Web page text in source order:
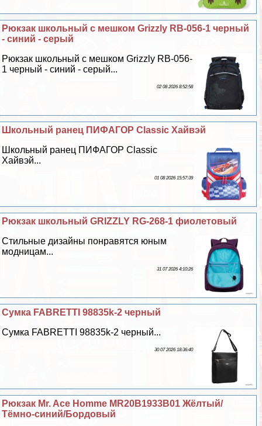
Рюкзак школьный с мешком Grizzly RB-056-1 черный
- синий - серый
Рюкзак школьный с мешком Grizzly RB-056-
1 черный - синий - серый...
02 08 2026 8:52:58
Школьный ранец ПИФАГОР Classic Хайвэй
Школьный ранец ПИФАГОР Classic
Хайвэй...
01 08 2026 15:57:39
Рюкзак школьный GRIZZLY RG-268-1 фиолетовый
Стильные дизайны понравятся юным
модницам...
31 07 2026 4:10:26
Сумка FABRETTI 98835k-2 черный
Сумка FABRETTI 98835k-2 черный...
30 07 2026 18:36:40
Рюкзак Mr. Ace Homme MR20B1933B01 Жёлтый/
Тёмно-синий/Бордовый